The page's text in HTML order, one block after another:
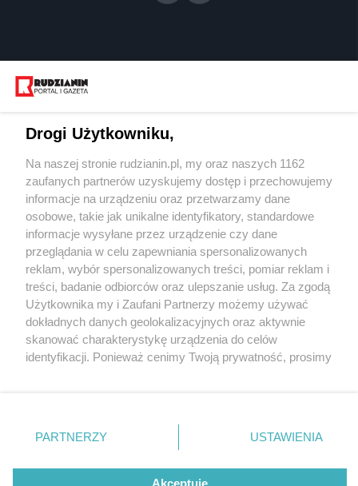
5 / 0
Wydawca mediów
Nie zapomnij
zapoznać się z:
polityką prywatności regulamin korzystania z portali
Twojemiasto
Piekary Śląskie
Chorzów
Tarnowskie Góry
Gliwice
Skontakuj sięz nami
Kontakt
Wydawca
Redakcja
Drogi Użytkowniku,
Na naszej stronie rudzianin.pl, my oraz naszych 1162
zaufanych partnerów uzyskujemy dostęp i przechowujemy
informacje na urządzeniu oraz przetwarzamy dane
osobowe, takie jak unikalne identyfikatory, standardowe
informacje wysyłane przez urządzenie czy dane
przeglądania w celu zapewniania spersonalizowanych
reklam, wybór spersonalizowanych treści, pomiar reklam i
treści, badanie odbiorców oraz ulepszanie usług. Za zgodą
Użytkownika my i Zaufani Partnerzy możemy używać
dokładnych danych geolokalizacyjnych oraz aktywnie
skanować charakterystykę urządzenia do celów
identyfikacji. Ponieważ cenimy Twoją prywatność, prosimy
prywatności znajdujący się w lewym dolnym rogu strony
. Niektóre rodzaje przetwarzania danych nie wymagają
zgody użytkownika, ale masz prawo sprzeciwić się
takiemu przetwarzaniu. Preferencje będą miały
PARTNERZY USTAWIENIA
Akceptuję